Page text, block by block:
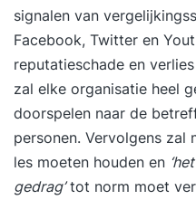
signalen van
Facebook, Twitter en
reputatieschade en
zal elke organisatie heel
doorspelen naar de
personen. Vervolgens zal
les moeten houden en
gedrag’tot norm moet